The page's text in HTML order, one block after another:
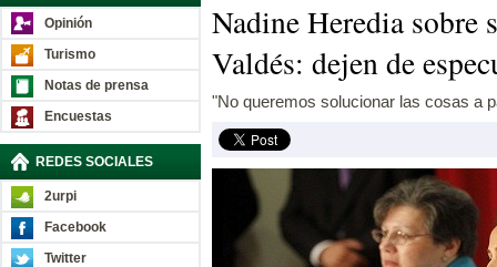
Opinión
Turismo
Notas de prensa
Encuestas
REDES SOCIALES
2urpi
Facebook
Twitter
Nadine Heredia sobre
Valdés: dejen de
"No queremos solucionar las cosas a